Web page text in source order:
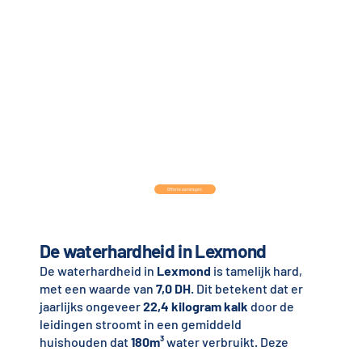
De waterhardheid in Lexmond
De waterhardheid in Lexmond is tamelijk hard,
met een waarde van 7,0 DH. Dit betekent dat er
jaarlijks ongeveer22,4 kilogram kalk door de
leidingen stroomt in een gemiddeld
huishouden dat180m³water verbruikt. Deze
Offerte aanvragen